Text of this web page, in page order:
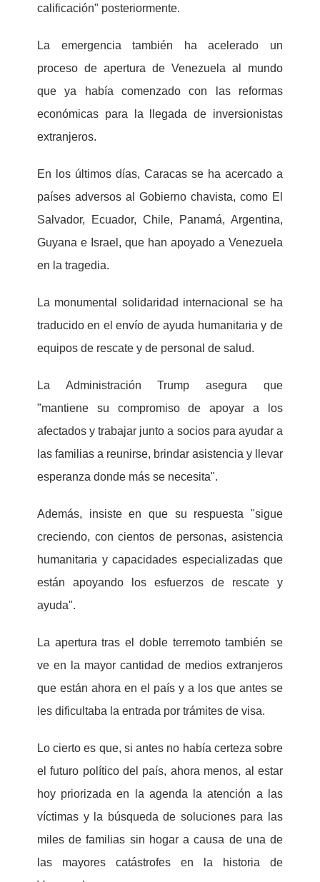
calificación" posteriormente.
La emergencia también ha acelerado un
proceso de apertura de Venezuela al mundo
que ya había comenzado con las reformas
económicas para la llegada de inversionistas
extranjeros.
En los últimos días, Caracas se ha acercado a
países adversos al Gobierno chavista, como El
Salvador, Ecuador, Chile, Panamá, Argentina,
Guyana e Israel, que han apoyado a Venezuela
en la tragedia.
La monumental solidaridad internacional se ha
traducido en el envío de ayuda humanitaria y de
equipos de rescate y de personal de salud.
La Administración Trump asegura que
"mantiene su compromiso de apoyar a los
afectados y trabajar junto a socios para ayudar a
las familias a reunirse, brindar asistencia y llevar
esperanza donde más se necesita".
Además, insiste en que su respuesta "sigue
creciendo, con cientos de personas, asistencia
humanitaria y capacidades especializadas que
están apoyando los esfuerzos de rescate y
ayuda".
La apertura tras el doble terremoto también se
ve en la mayor cantidad de medios extranjeros
que están ahora en el país y a los que antes se
les dificultaba la entrada por trámites de visa.
Lo cierto es que, si antes no había certeza sobre
el futuro político del país, ahora menos, al estar
hoy priorizada en la agenda la atención a las
víctimas y la búsqueda de soluciones para las
miles de familias sin hogar a causa de una de
las mayores catástrofes en la historia de